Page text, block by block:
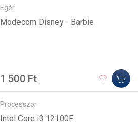
Egér
Modecom Disney - Barbie
1 500 Ft
Processzor
Intel Core i3 12100F